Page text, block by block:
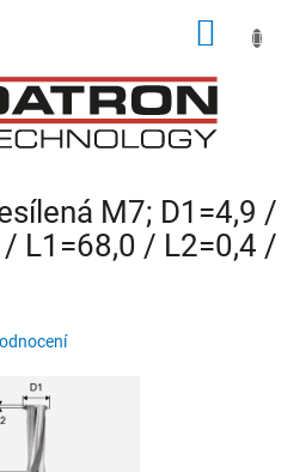
M7; D1=4,9 /
L1=68,0 / L2=0,4 /